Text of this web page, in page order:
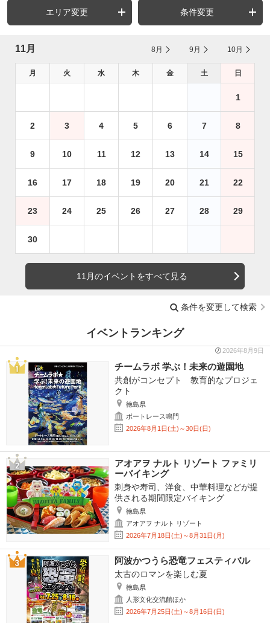
エリア変更 条件変更
11月 8月 9月 10月
月 火 水 木 金 土 日
1
2 3 4 5 6 7 8
9 10 11 12 13 14 15
16 17 18 19 20 21 22
23 24 25 26 27 28 29
30
11月のイベントをすべて見る
条件を変更して検索
イベントランキング
2026年8月9日
チームラボ 学ぶ！未来の遊園地
共創がコンセプト 教育的なプロジェ
クト
徳島県
ボートレース鳴門
2026年8月1日(土)～30日(日)
アオアヲ ナルト リゾート ファミリ
ーバイキング
刺身や寿司、洋食、中華料理などが提
供される期間限定バイキング
徳島県
アオアヲ ナルト リゾート
2026年7月18日(土)～8月31日(月)
阿波かつうら恐竜フェスティバル
太古のロマンを楽しむ夏
徳島県
人形文化交流館ほか
2026年7月25日(土)～8月16日(日)